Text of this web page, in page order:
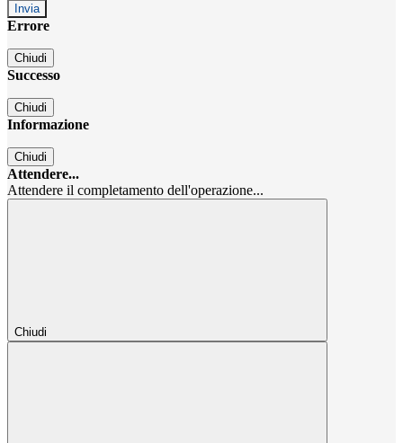
Errore
Chiudi
Successo
Chiudi
Informazione
Chiudi
Attendere...
Attendere il completamento dell'operazione...
Chiudi